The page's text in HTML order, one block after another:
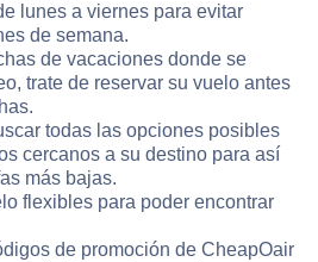
lunes a viernes para evitar
de semana.
de vacaciones donde se
trate de reservar su vuelo antes
todas las opciones posibles
cercanos a su destino para así
más bajas.
flexibles para poder encontrar
de promoción de CheapOair